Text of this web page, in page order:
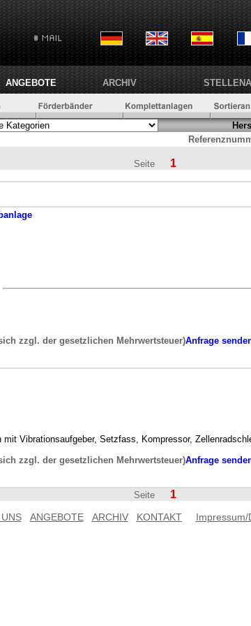
ANGEBOTE ARCHIV
Seite 1
zzgl. der gesetzlichen Mehrwertsteuer)Anfrage
Vibrationsaufgeber, Setzfass, Kompressor,
zzgl. der gesetzlichen Mehrwertsteuer)Anfrage
Seite
1
ANGEBOTE ARCHIV KONTAKT